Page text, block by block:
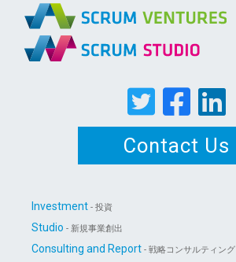
Contact Us
Investment - 投資
Studio - 新規事業創出
Consulting and Report - 戦略コンサルティング